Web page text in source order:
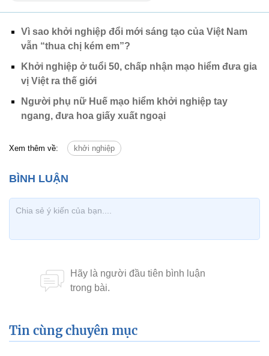
Vì sao khởi nghiệp đổi mới sáng tạo của Việt Nam
vẫn “thua chị kém em”?
Khởi nghiệp ở tuổi 50, chấp nhận mạo hiểm đưa gia
vị Việt ra thế giới
Người phụ nữ Huế mạo hiểm khởi nghiệp tay
ngang, đưa hoa giấy xuất ngoại
Xem thêm về: khởi nghiệp
Tin cùng chuyên mục